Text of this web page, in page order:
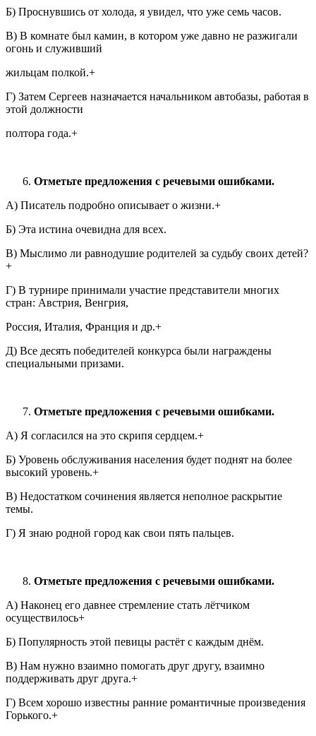
Б) Проснувшись от холода, я увидел, что уже семь часов.
В) В комнате был камин, в котором уже давно не разжигали
огонь и служивший
жильцам полкой.+
Г) Затем Сергеев назначается начальником автобазы, работая в
этой должности
полтора года.+
Отметьте предложения с речевыми ошибками.
А) Писатель подробно описывает о жизни.+
Б) Эта истина очевидна для всех.
В) Мыслимо ли равнодушие родителей за судьбу своих детей?
+
Г) В турнире принимали участие представители многих
стран: Австрия, Венгрия,
Россия, Италия, Франция и др.+
Д) Все десять победителей конкурса были награждены
специальными призами.
Отметьте предложения с речевыми ошибками.
А) Я согласился на это скрипя сердцем.+
Б) Уровень обслуживания населения будет поднят на более
высокий уровень.+
В) Недостатком сочинения является неполное раскрытие
темы.
Г) Я знаю родной город как свои пять пальцев.
Отметьте предложения с речевыми ошибками.
А) Наконец его давнее стремление стать лётчиком
осуществилось+
Б) Популярность этой певицы растёт с каждым днём.
В) Нам нужно взаимно помогать друг другу, взаимно
поддерживать друг друга.+
Г) Всем хорошо известны ранние романтичные произведения
Горького.+